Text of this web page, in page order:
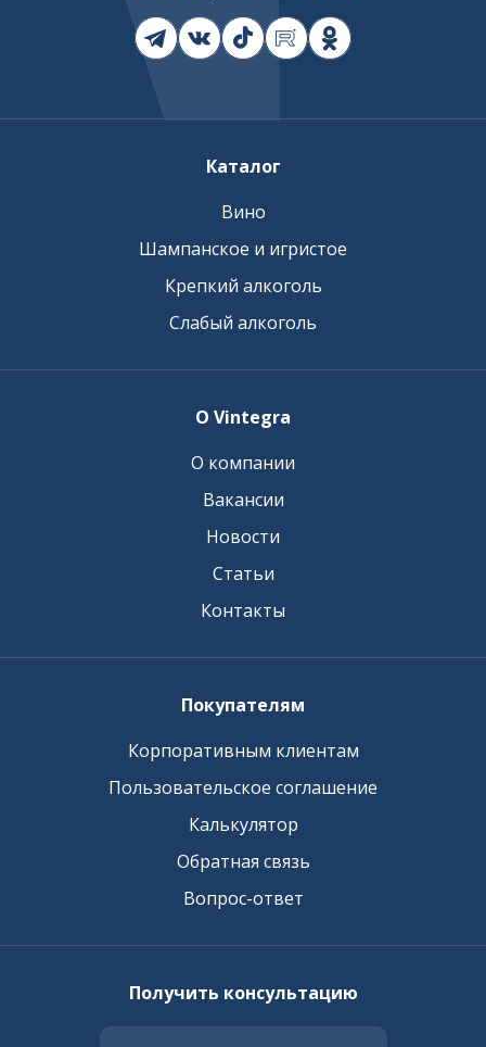
Каталог
Вино
Шампанское и игристое
Крепкий алкоголь
Слабый алкоголь
О Vintegra
О компании
Вакансии
Новости
Статьи
Контакты
Покупателям
Корпоративным клиентам
Пользовательское соглашение
Калькулятор
Обратная связь
Вопрос-ответ
Получить консультацию